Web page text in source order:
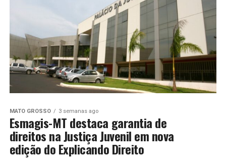
MATO GROSSO 3 semanas ago
Esmagis-MT destaca garantia de
direitos na Justiça Juvenil em nova
edição do Explicando Direito